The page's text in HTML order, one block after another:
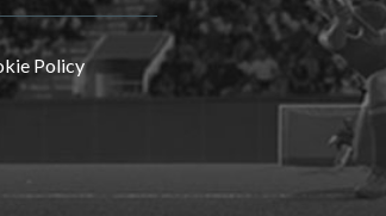
Policy